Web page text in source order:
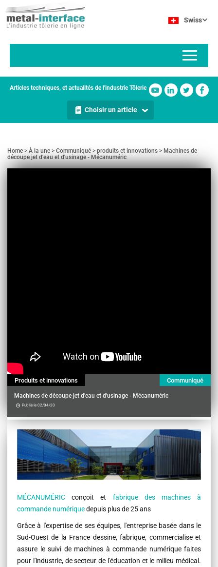
au
contenu
Swiss
Articles techniques, et actualités de l'industrie Tôlerie
Choisir un article
Home À la une Communiqué produits et innovations
Machines de
découpe jet d'eau et d'usinage - Mécanuméric
Produits et innovations Communiqué
Machines de découpe jet d'eau et d'usinage - Mécanuméric
Publié le 02/04/20
Contenu
MÉCANUMÉRIC conçoit et fabrique des machines à
commande numériquedepuis plus de 25 ans
Grâce à l'expertise de ses équipes, l'entreprise basée dans le
Sud-Ouest de la France dessine, fabrique, commercialise et
assure le suivi de machines à commande numérique faites
pour l'industrie, de secteur de l'éducation et le milieu médical.